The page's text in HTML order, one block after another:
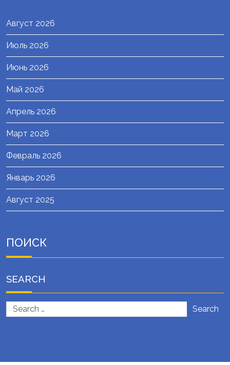
Август 2026
Июль 2026
Июнь 2026
Май 2026
Апрель 2026
Март 2026
Февраль 2026
Январь 2026
Август 2025
ПОИСК
SEARCH
Search